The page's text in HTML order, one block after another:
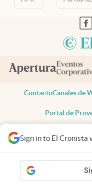
Sign in to El Cronista
ContactoCanales de
Portal de
Todos
Tel: